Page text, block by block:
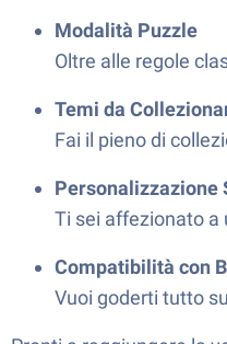
Modalità Puzzle
Oltre alle regole
Temi da
Fai il pieno di
Personalizzazione
Ti sei affezionato a
Compatibilità con
Vuoi goderti tutto